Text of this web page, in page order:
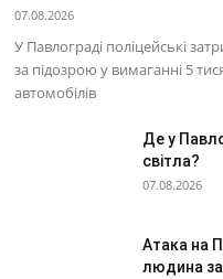
07.08.2026
У Павлограді поліцейські
за підозрою у вимаганні 5
автомобілів
Де у
світла?
07.08.2026
Атака на
людина